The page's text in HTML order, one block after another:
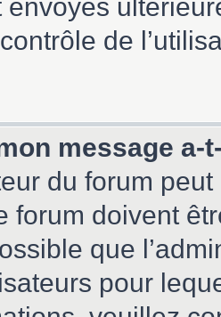
envoyés
de
message a-
du forum
forum doivent
que
pour